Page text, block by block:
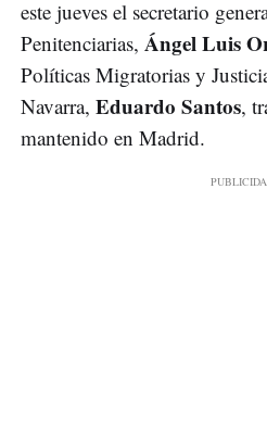
este jueves el secretario
Penitenciarias, Ángel Luis
Políticas Migratorias y
Navarra, Eduardo Santos,
mantenido en Madrid.